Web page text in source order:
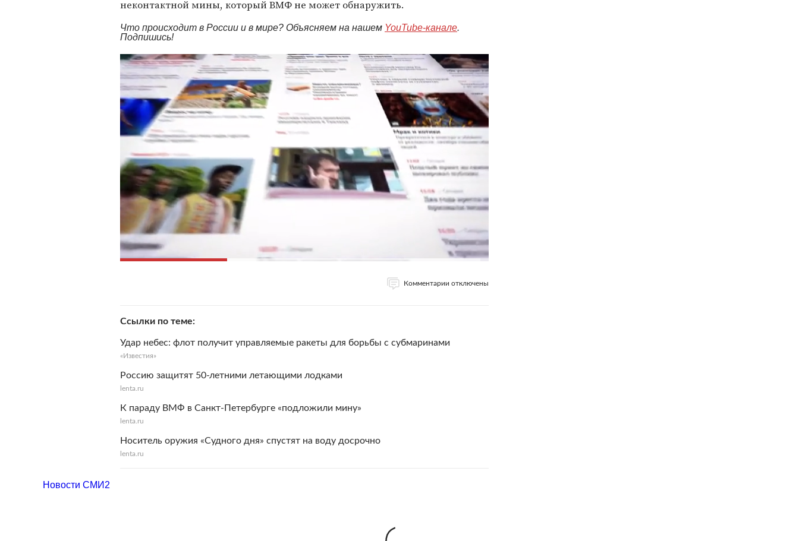
неконтактной мины, который ВМФ не может обнаружить.
Что происходит в России и в мире? Объясняем на нашем YouTube-канале.
Подпишись!
Комментарии отключены
Ссылки по теме
Удар небес: флот получит управляемые ракеты для борьбы с субмаринами
«Известия»
Россию защитят 50-летними летающими лодками
lenta.ru
К параду ВМФ в Санкт-Петербурге «подложили мину»
lenta.ru
Носитель оружия «Судного дня» спустят на воду досрочно
lenta.ru
Новости СМИ2